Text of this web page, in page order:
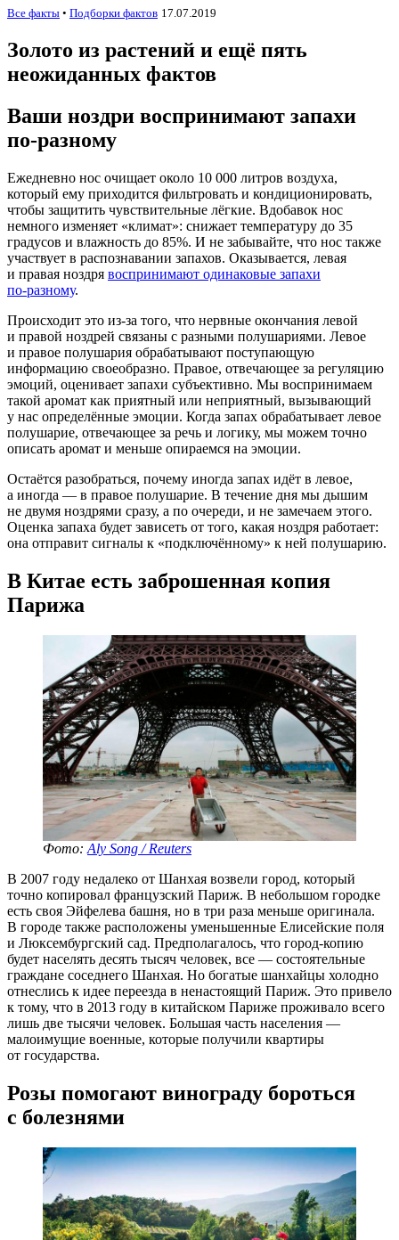
Все факты • Подборки фактов 17.07.2019
Золото из растений и ещё пять
неожиданных фактов
Ваши ноздри воспринимают запахи
по-разному
Ежедневно нос очищает около 10 000 литров воздуха,
который ему приходится фильтровать и кондиционировать,
чтобы защитить чувствительные лёгкие. Вдобавок нос
немного изменяет «климат»: снижает температуру до 35
градусов и влажность до 85%. И не забывайте, что нос также
участвует в распознавании запахов. Оказывается, левая
и правая ноздря воспринимают одинаковые запахи
по-разному.
Происходит это из-за того, что нервные окончания левой
и правой ноздрей связаны с разными полушариями. Левое
и правое полушария обрабатывают поступающую
информацию своеобразно. Правое, отвечающее за регуляцию
эмоций, оценивает запахи субъективно. Мы воспринимаем
такой аромат как приятный или неприятный, вызывающий
у нас определённые эмоции. Когда запах обрабатывает левое
полушарие, отвечающее за речь и логику, мы можем точно
описать аромат и меньше опираемся на эмоции.
Остаётся разобраться, почему иногда запах идёт в левое,
а иногда — в правое полушарие. В течение дня мы дышим
не двумя ноздрями сразу, а по очереди, и не замечаем этого.
Оценка запаха будет зависеть от того, какая ноздря работает:
она отправит сигналы к «подключённому» к ней полушарию.
В Китае есть заброшенная копия
Парижа
Фото:Aly Song / Reuters
В 2007 году недалеко от Шанхая возвели город, который
точно копировал французский Париж. В небольшом городке
есть своя Эйфелева башня, но в три раза меньше оригинала.
В городе также расположены уменьшенные Елисейские поля
и Люксембургский сад. Предполагалось, что город-копию
будет населять десять тысяч человек, все — состоятельные
граждане соседнего Шанхая. Но богатые шанхайцы холодно
отнеслись к идее переезда в ненастоящий Париж. Это привело
к тому, что в 2013 году в китайском Париже проживало всего
лишь две тысячи человек. Большая часть населения —
малоимущие военные, которые получили квартиры
от государства.
Розы помогают винограду бороться
с болезнями